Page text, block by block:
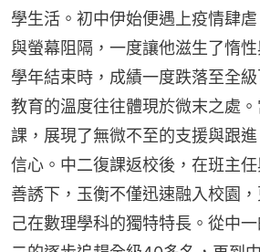
學生活。初中伊始便遇上疫情肆
與螢幕阻隔，一度讓他滋生了惰
學年結束時，成績一度跌落至全級
教育的溫度往往體現於微末之處
課，展現了無微不至的支援與跟
信心。中二復課返校後，在班主
善誘下，玉衡不僅迅速融入校園
己在數理學科的獨特特長。從中